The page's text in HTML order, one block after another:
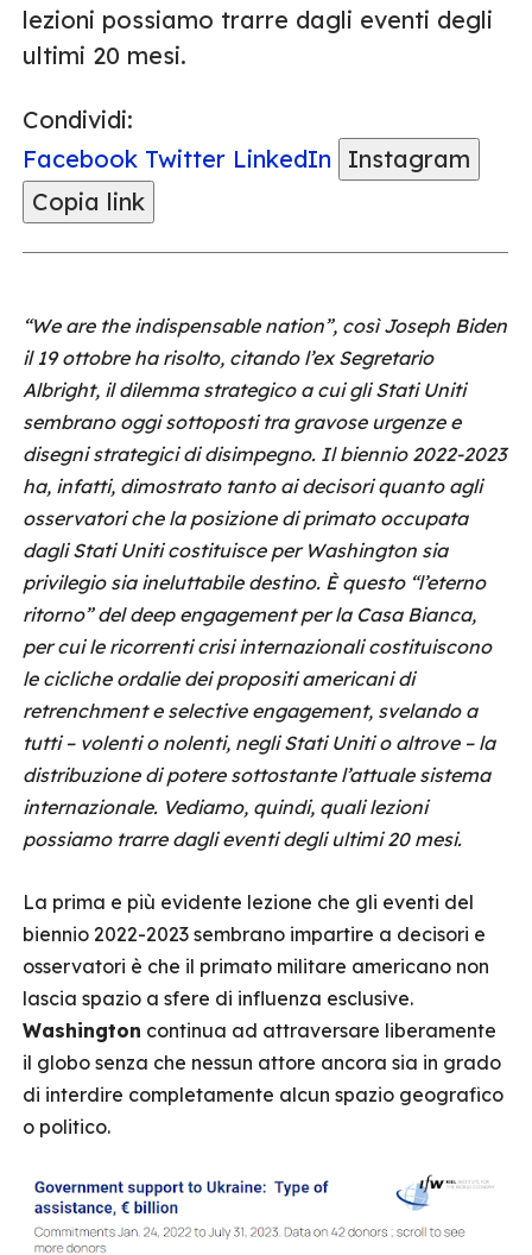
lezioni possiamo trarre dagli eventi degli
ultimi 20 mesi.
Condividi:
Facebook Twitter LinkedIn
Instagram
Copia link
“We are the indispensable nation”, così Joseph Biden
il 19 ottobre ha risolto, citando l’ex Segretario
Albright, il dilemma strategico a cui gli Stati Uniti
sembrano oggi sottoposti tra gravose urgenze e
disegni strategici di disimpegno. Il biennio 2022-2023
ha, infatti, dimostrato tanto ai decisori quanto agli
osservatori che la posizione di primato occupata
dagli Stati Uniti costituisce per Washington sia
privilegio sia ineluttabile destino. È questo “l’eterno
ritorno” del deep engagement per la Casa Bianca,
per cui le ricorrenti crisi internazionali costituiscono
le cicliche ordalie dei propositi americani di
retrenchment e selective engagement, svelando a
tutti – volenti o nolenti, negli Stati Uniti o altrove – la
distribuzione di potere sottostante l’attuale sistema
internazionale. Vediamo, quindi, quali lezioni
possiamo trarre dagli eventi degli ultimi 20 mesi.
La prima e più evidente lezione che gli eventi del
biennio 2022-2023 sembrano impartire a decisori e
osservatori è che il primato militare americano non
lascia spazio a sfere di influenza esclusive.
Washington continua ad attraversare liberamente
il globo senza che nessun attore ancora sia in grado
di interdire completamente alcun spazio geografico
o politico.